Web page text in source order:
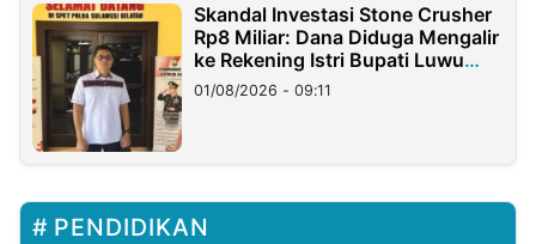
Skandal Investasi Stone Crusher
Rp8 Miliar: Dana Diduga Mengalir
ke Rekening Istri Bupati Luwu
Timur
01/08/2026 - 09:11
PENDIDIKAN